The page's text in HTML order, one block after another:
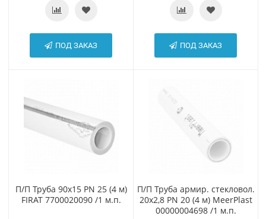
ПОД ЗАКАЗ ПОД ЗАКАЗ
П/П Труба 90х15 PN 25 (4 м)
FIRAT 7700020090 /1 м.п.
П/П Труба армир. стекловол.
20х2,8 PN 20 (4 м) MeerPlast
00000004698 /1 м.п.